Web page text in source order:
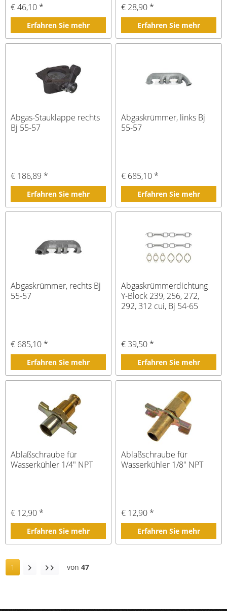
€ 46,10 *
Erfahren Sie mehr
€ 28,90 *
Erfahren Sie mehr
Abgas-Stauklappe rechts
Bj 55-57
€ 186,89 *
Erfahren Sie mehr
Abgaskrümmer, links Bj
55-57
€ 685,10 *
Erfahren Sie mehr
Abgaskrümmer, rechts Bj
55-57
€ 685,10 *
Erfahren Sie mehr
Abgaskrümmerdichtung
Y-Block 239, 256, 272,
292, 312 cui, Bj 54-65
€ 39,50 *
Erfahren Sie mehr
Ablaßschraube für
Wasserkühler 1/4" NPT
€ 12,90 *
Erfahren Sie mehr
Ablaßschraube für
Wasserkühler 1/8" NPT
€ 12,90 *
Erfahren Sie mehr
1 von 47